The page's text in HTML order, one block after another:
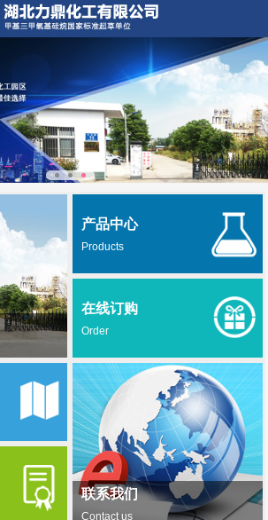
产品中心
Products
在线订购
Order
联系我们
Contact us